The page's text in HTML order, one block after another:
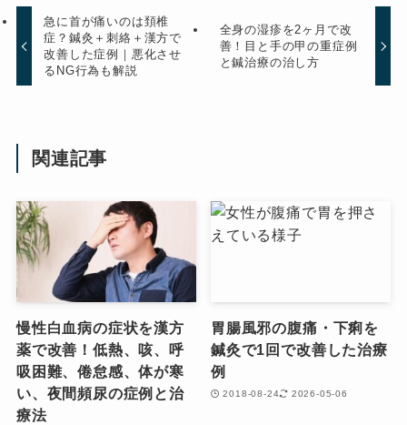
急に首が痛いのは頚椎
症？鍼灸＋刺絡＋漢方で
改善した症例｜悪化させ
るNG行為も解説
全身の湿疹を2ヶ月で改
善！目と手の甲の重症例
と鍼治療の治し方
関連記事
慢性白血病の症状を漢方
薬で改善！低熱、咳、呼
吸困難、倦怠感、体が寒
い、夜間頻尿の症例と治
療法
胃腸風邪の腹痛・下痢を
鍼灸で1回で改善した治療
例
2018-08-24 2026-05-06